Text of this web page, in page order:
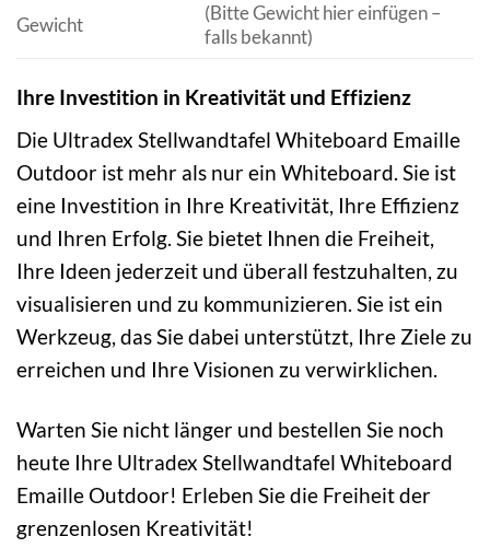
Gewicht
(Bitte Gewicht hier einfügen –
falls bekannt)
Ihre Investition in Kreativität und Effizienz
Die Ultradex Stellwandtafel Whiteboard Emaille
Outdoor ist mehr als nur ein Whiteboard. Sie ist
eine Investition in Ihre Kreativität, Ihre Effizienz
und Ihren Erfolg. Sie bietet Ihnen die Freiheit,
Ihre Ideen jederzeit und überall festzuhalten, zu
visualisieren und zu kommunizieren. Sie ist ein
Werkzeug, das Sie dabei unterstützt, Ihre Ziele zu
erreichen und Ihre Visionen zu verwirklichen.
Warten Sie nicht länger und bestellen Sie noch
heute Ihre Ultradex Stellwandtafel Whiteboard
Emaille Outdoor! Erleben Sie die Freiheit der
grenzenlosen Kreativität!